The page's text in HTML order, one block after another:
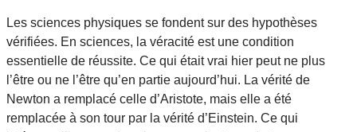
Les sciences physiques se fondent sur des hypothèses
vérifiées. En sciences, la véracité est une condition
essentielle de réussite. Ce qui était vrai hier peut ne plus
l’être ou ne l’être qu’en partie aujourd’hui. La vérité de
Newton a remplacé celle d’Aristote, mais elle a été
remplacée à son tour par la vérité d’Einstein. Ce qui